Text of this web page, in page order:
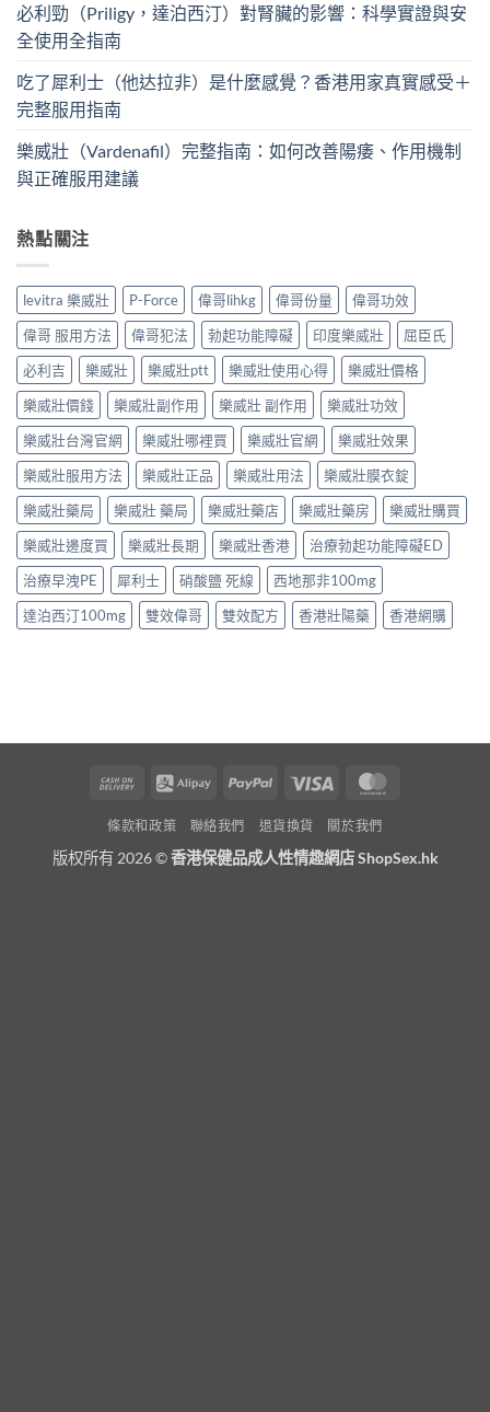
必利勁（Priligy，達泊西汀）對腎臟的影響：科學實證與安
全使用全指南
吃了犀利士（他达拉非）是什麼感覺？香港用家真實感受＋
完整服用指南
樂威壯（Vardenafil）完整指南：如何改善陽痿、作用機制
與正確服用建議
熱點關注
levitra 樂威壯 P-Force 偉哥lihkg 偉哥份量
偉哥功效
偉哥 服用方法
偉哥犯法 勃起功能障礙 印度樂威壯
屈臣氏
必利吉
樂威壯 樂威壯ptt 樂威壯使用心得
樂威壯價格
樂威壯價錢
樂威壯副作用 樂威壯 副作用
樂威壯功效
樂威壯台灣官網
樂威壯哪裡買 樂威壯官網
樂威壯效果
樂威壯服用方法
樂威壯正品 樂威壯用法
樂威壯膜衣錠
樂威壯藥局
樂威壯 藥局 樂威壯藥店 樂威壯藥房
樂威壯購買
樂威壯邊度買
樂威壯長期 樂威壯香港
治療勃起功能障礙ED
治療早洩PE
犀利士 硝酸鹽 死線
西地那非100mg
達泊西汀100mg
雙效偉哥 雙效配方 香港壯陽藥 香港網購
Cash
Delivery
Alipay PayPal Visa
條款和政策 聯絡我們 退貨換貨 關於我們
版权所有 2026 ©香港保健品成人性情趣網店 ShopSex.hk